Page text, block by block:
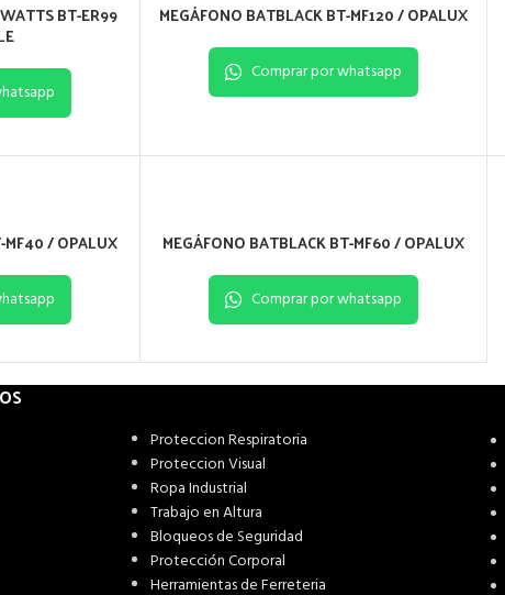
BT-ER99 MEGÁFONO BATBLACK BT-MF120 / OPALUX
Comprar por whatsapp
MF40 / OPALUX MEGÁFONO BATBLACK BT-MF60 / OPALUX
Comprar por whatsapp
Proteccion Respiratoria
Proteccion Visual
Ropa Industrial
Trabajo en Altura
Bloqueos de Seguridad
Protección Corporal
Herramientas de Ferreteria